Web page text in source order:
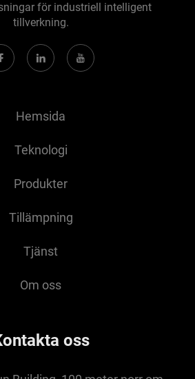
för industriell intelligent
tillverkning.
Hemsida
Teknologi
Produkter
Tillämpning
Tjänst
Om oss
oss